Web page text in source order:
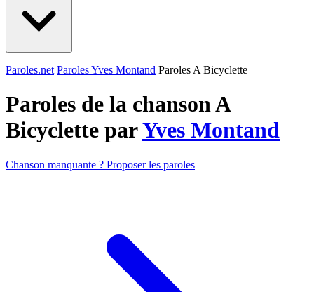
Paroles.net Paroles Yves Montand Paroles A Bicyclette
Paroles de la chanson A
Bicyclette parYves Montand
Chanson manquante ? Proposer les paroles